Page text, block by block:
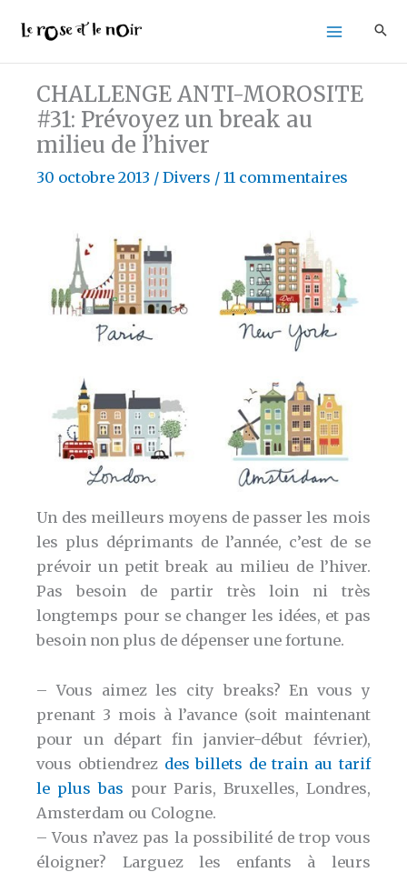
contenu
CHALLENGE ANTI-MOROSITE
#31: Prévoyez un break au
milieu de l’hiver
30 octobre 2013 /Divers /11 commentaires
Un des meilleurs moyens de passer les mois
les plus déprimants de l’année, c’est de se
prévoir un petit break au milieu de l’hiver.
Pas besoin de partir très loin ni très
longtemps pour se changer les idées, et pas
besoin non plus de dépenser une fortune.
– Vous aimez les city breaks? En vous y
prenant 3 mois à l’avance (soit maintenant
pour un départ fin janvier-début février),
vous obtiendrez des billets de train au tarif
le plus bas pour Paris, Bruxelles, Londres,
Amsterdam ou Cologne.
– Vous n’avez pas la possibilité de trop vous
éloigner? Larguez les enfants à leurs